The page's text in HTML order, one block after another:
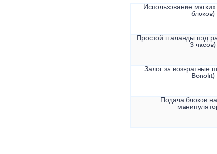
Использование
блоков)
Простой шаланды под
3 часов)
Залог за возвратные
Bonolit)
Подача блоков